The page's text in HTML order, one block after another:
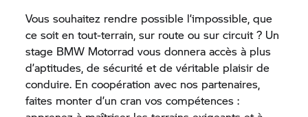
Vous souhaitez rendre possible l’impossible, que
ce soit en tout-terrain, sur route ou sur circuit ? Un
stage BMW Motorrad vous donnera accès à plus
d’aptitudes, de sécurité et de véritable plaisir de
conduire. En coopération avec nos partenaires,
faites monter d’un cran vos compétences :